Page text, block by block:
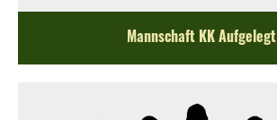
Mannschaft KK Aufgelegt